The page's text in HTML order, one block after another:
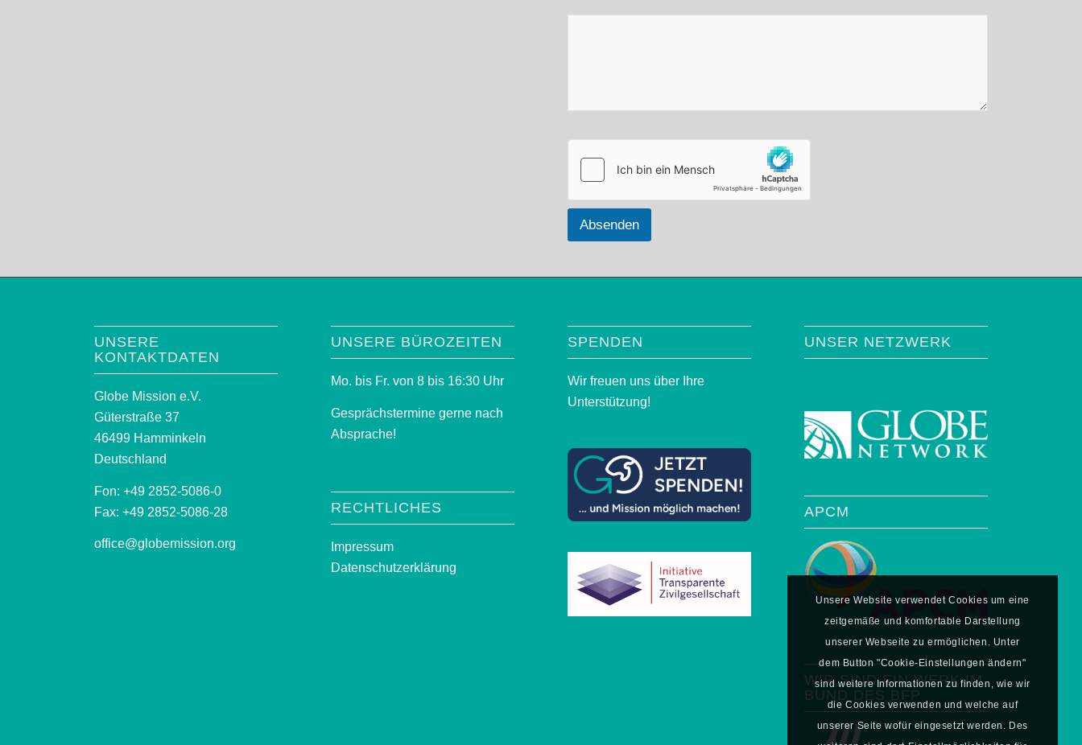
Absenden
UNSERE
KONTAKTDATEN
Globe Mission e.V.
Güterstraße 37
46499 Hamminkeln
Deutschland
Fon: +49 2852-5086-0
Fax: +49 2852-5086-28
office@globemission.org
UNSERE BÜROZEITEN
Mo. bis Fr. von 8 bis 16:30 Uhr
Gesprächstermine gerne nach
Absprache!
RECHTLICHES
Impressum
Datenschutzerklärung
SPENDEN
Wir freuen uns über Ihre
Unterstützung!
UNSER NETZWERK
APCM
WIR SIND EIN WERK IM
BUND DES BFP
Unsere Website verwendet Cookies um eine
zeitgemäße und komfortable Darstellung
unserer Webseite zu ermöglichen. Unter
dem Button "Cookie-Einstellungen ändern"
sind weitere Informationen zu finden, wie wir
die Cookies verwenden und welche auf
unserer Seite wofür eingesetzt werden. Des